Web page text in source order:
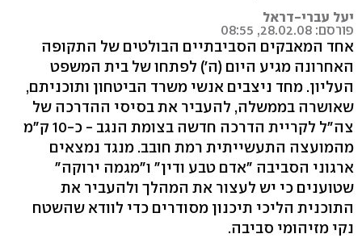
יעל עברי-דראל
פורסם: 28.02.08, 08:55
אחד המאבקים הסביבתיים הבולטים של התקופה
האחרונה מגיע היום (ה') לפתחו של בית המשפט
העליון. מחד ניצבים אנשי משרד הביטחון ותוכניתם,
שאושרה בממשלה, להעביר את בסיסי ההדרכה של
צה"ל לקריית הדרכה חדשה בצומת הנגב - כ-10 ק"מ
מהמועצה התעשייתית רמת חובב. מנגד נמצאים
ארגוני הסביבה "אדם טבע ודין" ו"מגמה ירוקה"
שטוענים כי יש לעצור את המהלך ולהעביר את
התוכנית הליכי תיכנון מסודרים כדי לוודא שהשטח
נקי מזיהומי סביבה.